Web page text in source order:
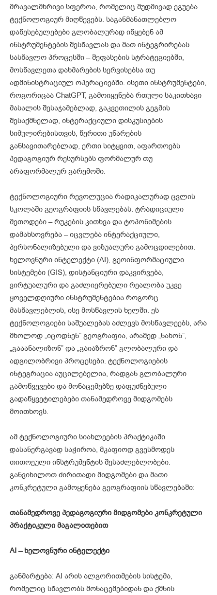
მრავალმხრივი სფეროა, რომელიც მუდმივად ეგუება
ტექნოლოგიურ მიღწევებს. საგანმანათლებლო
დაწესებულებები გლობალურად იწყებენ ამ
ინსტრუმენტების შესწავლას და მათ ინტეგრირებას
სასწავლო პროცესში – შეფასების სტრატეგიებში,
მოსწავლეთა დახმარების სერვისებსა თუ
ადმინისტრაციულ ოპერაციებში. ისეთი ინსტრუმენტები,
როგორიცაა ChatGPT, გამოიყენება რთული საკითხავი
მასალის შესაჯამებლად, გაკვეთილის გეგმის
შესაქმნელად, ინტერაქციული დისკუსიების
სიმულირებისთვის, წერითი უნარების
განსავითარებლად, ერთი სიტყვით, აფართოებს
პედაგოგიურ რესურსებს ფორმალურ თუ
არაფორმალურ გარემოში.
ტექნოლოგიური რევოლუცია რადიკალურად ცვლის
სკოლაში გეოგრაფიის სწავლებას. ტრადიციული
მეთოდები – რუკების კითხვა და ტოპონიმების
დამახსოვრება – იცვლება ინტერაქციული,
პერსონალიზებული და ვიზუალური გამოცდილებით.
ხელოვნური ინტელექტი (AI), გეოინფორმაციული
სისტემები (GIS), დისტანციური დაკვირვება,
ვირტუალური და გაძლიერებული რეალობა უკვე
ყოველდღიური ინსტრუმენტებია როგორც
მასწავლებლის, ისე მოსწავლის ხელში. ეს
ტექნოლოგიები საშუალებას აძლევს მოსწავლეებს, არა
მხოლოდ „იცოდნენ” გეოგრაფია, არამედ „ნახონ”,
„გააანალიზონ” და „გაიაზრონ” გლობალური და
ადგილობრივი პროცესები. ტექნოლოგიების
ინტეგრაცია აუცილებელია, რადგან გლობალური
გამოწვევები და მონაცემებზე დაფუძნებული
გადაწყვეტილებები თანამედროვე მიდგომებს
მოითხოვს.
ამ ტექნოლოგიური სიახლეების პრაქტიკაში
დასანერგავად საჭიროა, მკაფიოდ გვესმოდეს
თითოეული ინსტრუმენტის შესაძლებლობები.
განვიხილოთ ძირითადი მიდგომები და მათი
კონკრეტული გამოყენება გეოგრაფიის სწავლებაში:
თანამედროვე პედაგოგიური მიდგომები კონკრეტული
პრაქტიკული მაგალითებით
AI – ხელოვნური ინტელექტი
განმარტება: AI არის ალგორითმების სისტემა,
რომელიც სწავლობს მონაცემებიდან და ქმნის